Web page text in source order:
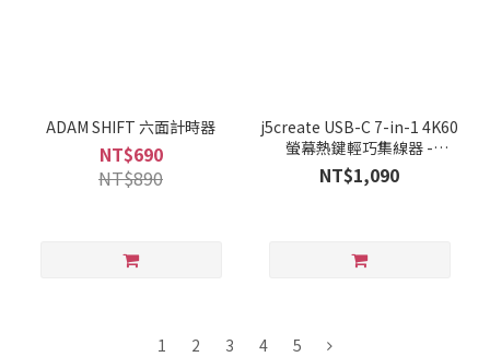
ADAM SHIFT 六面計時器
NT$690
NT$890
j5create USB-C 7-in-1 4K60
螢幕熱鍵輕巧集線器 -
JCD3002
NT$1,090
1 2 3 4 5